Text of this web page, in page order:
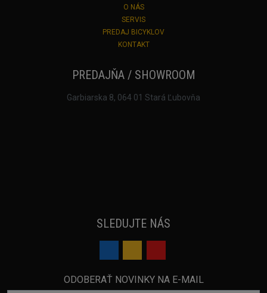
O NÁS
SERVIS
PREDAJ BICYKLOV
KONTAKT
PREDAJŇA / SHOWROOM
Garbiarska 8, 064 01 Stará Ľubovňa
SLEDUJTE NÁS
ODOBERAŤ NOVINKY NA E-MAIL